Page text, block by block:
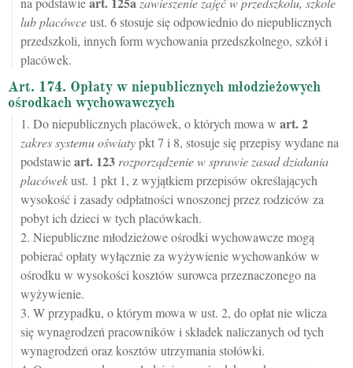
lub placówceust. 6 stosuje się odpowiednio do niepublicznych
przedszkoli, innych form wychowania przedszkolnego, szkół i
placówek.
Art. 174. Opłaty w niepublicznych młodzieżowych
ośrodkach wychowawczych
1. Do niepublicznych placówek, o których mowa w art.2
zakres systemu oświatypkt 7 i 8, stosuje się przepisy wydane na
podstawieart. 123 rozporządzenie w sprawie zasad działania
placówekust. 1 pkt 1, z wyjątkiem przepisów określających
wysokość i zasady odpłatności wnoszonej przez rodziców za
pobyt ich dzieci w tych placówkach.
2. Niepubliczne młodzieżowe ośrodki wychowawcze mogą
pobierać opłaty wyłącznie za wyżywienie wychowanków w
ośrodku w wysokości kosztów surowca przeznaczonego na
wyżywienie.
3. W przypadku, o którym mowa w ust. 2, do opłat nie wlicza
się wynagrodzeń pracowników i składek naliczanych od tych
wynagrodzeń oraz kosztów utrzymania stołówki.